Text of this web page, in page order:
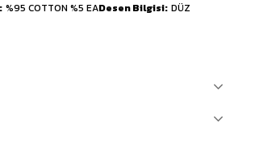
%95 COTTON %5 EADesen Bilgisi DÜZ